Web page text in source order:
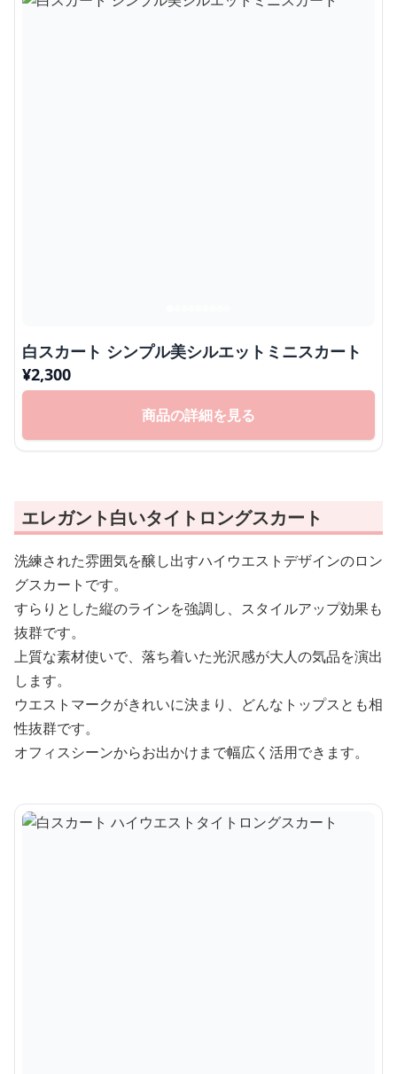
白スカート シンプル美シルエットミニスカート
¥2,300
商品の詳細を見る
エレガント白いタイトロングスカート
洗練された雰囲気を醸し出すハイウエストデザインのロン
グスカートです。
すらりとした縦のラインを強調し、スタイルアップ効果も
抜群です。
上質な素材使いで、落ち着いた光沢感が大人の気品を演出
します。
ウエストマークがきれいに決まり、どんなトップスとも相
性抜群です。
オフィスシーンからお出かけまで幅広く活用できます。